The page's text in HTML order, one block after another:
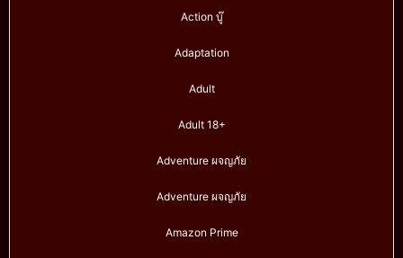
Action บู๊
Adaptation
Adult
Adult 18+
Adventure ผจญภัย
Adventure ผจญภัย
Amazon Prime